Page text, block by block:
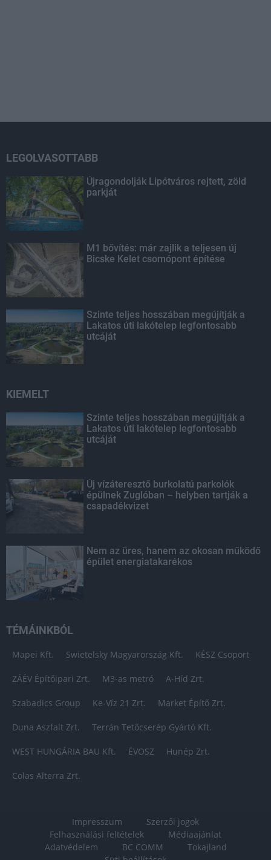
LEGOLVASOTTABB
Újragondolják Lipótváros rejtett, zöld
parkját
M1 bővítés: már zajlik a teljesen új
Bicske Kelet csomópont építése
Szinte teljes hosszában megújítják a
Lakatos úti lakótelep legfontosabb
utcáját
KIEMELT
Szinte teljes hosszában megújítják a
Lakatos úti lakótelep legfontosabb
utcáját
Új vízáteresztő burkolatú parkolók
épülnek Zuglóban – helyben tartják a
csapadékvizet
Nem az üres, hanem az okosan működő
épület energiatakarékos
TÉMÁINKBÓL
Mapei Kft. Swietelsky Magyarország Kft. KÉSZ Csoport
ZÁÉV Építőipari Zrt. M3-as metró A-Híd Zrt.
Szabadics Group Ke-Víz 21 Zrt. Market Építő Zrt.
Duna Aszfalt Zrt. Terrán Tetőcserép Gyártó Kft.
WEST HUNGÁRIA BAU Kft. ÉVOSZ Hunép Zrt.
Colas Alterra Zrt.
Impresszum
Szerzői jogok
Felhasználási feltételek
Médiaajánlat
Adatvédelem
BC COMM
Tokajland